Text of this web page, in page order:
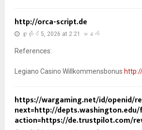
http://orca-script.de
ဇူလိုင် 5, 2026 at 2:21 မနက်
References:
Legiano Casino Willkommensbonus
https://wargaming.net/id/openid/
next=http://
action=https://de.trustpilot.com/